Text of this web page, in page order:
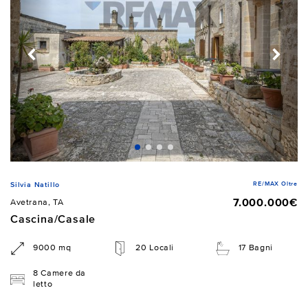
Silvia Natillo RE/MAX Oltre
Avetrana, TA
7.000.000€
Cascina/Casale
9000 mq 20 Locali 17 Bagni
8 Camere da
letto